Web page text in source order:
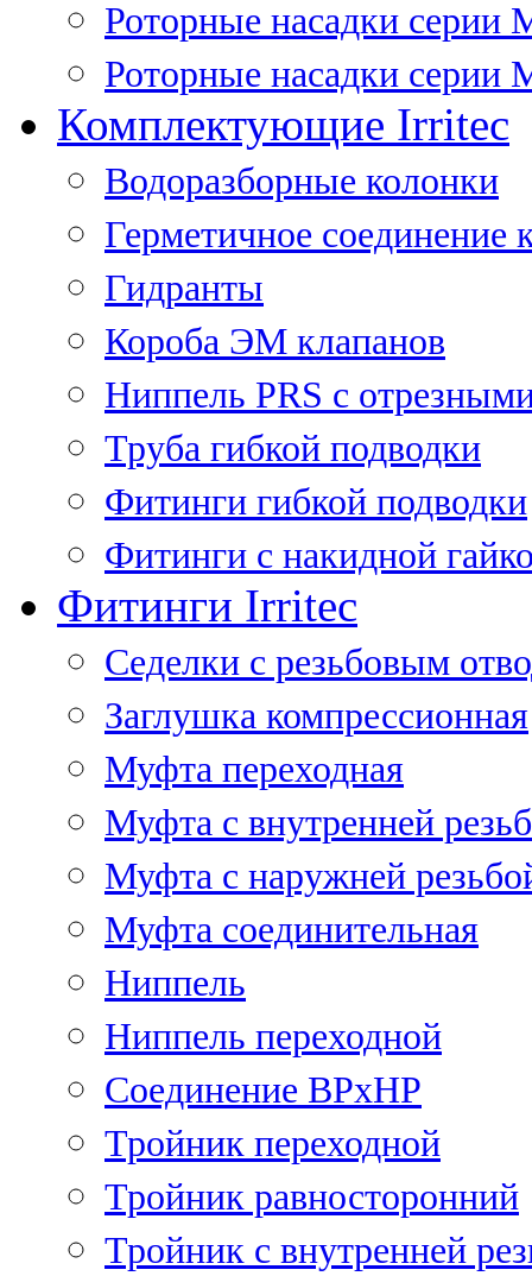
Роторные насадки серии
Роторные насадки серии
Комплектующие Irritec
Водоразборные колонки
Герметичное соединение
Гидранты
Короба ЭМ клапанов
Ниппель PRS с
Труба гибкой подводки
Фитинги гибкой подводки
Фитинги с накидной
Фитинги Irritec
Седелки с резьбовым
Заглушка компрессионная
Муфта переходная
Муфта с внутренней
Муфта с наружней
Муфта соединительная
Ниппель
Ниппель переходной
Соединение ВРхНР
Тройник переходной
Тройник равносторонний
Тройник с внутренней